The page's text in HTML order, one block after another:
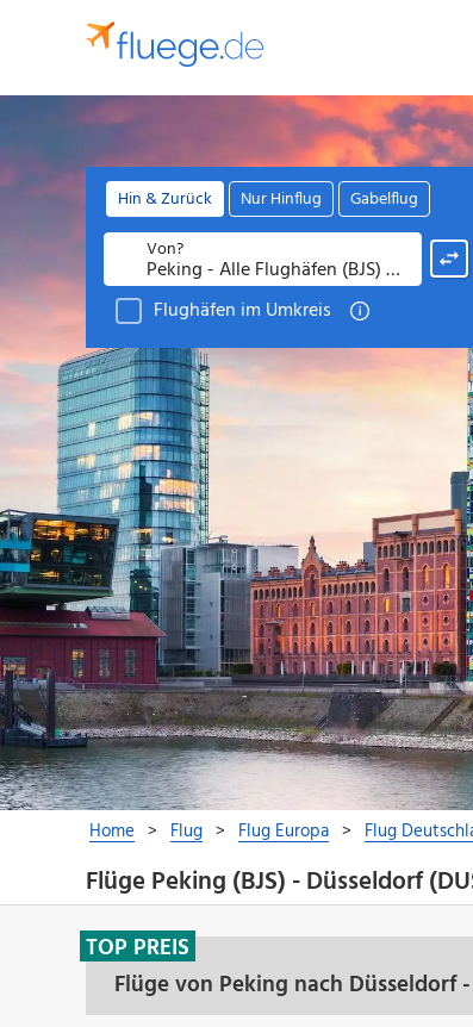
Flüge Peking (BJS) - Düsseldorf
Flüge von Peking nach
TOP PREIS